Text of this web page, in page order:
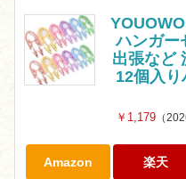
ハンガー
出張など
12個入り
￥1,179（
Amazon 楽天